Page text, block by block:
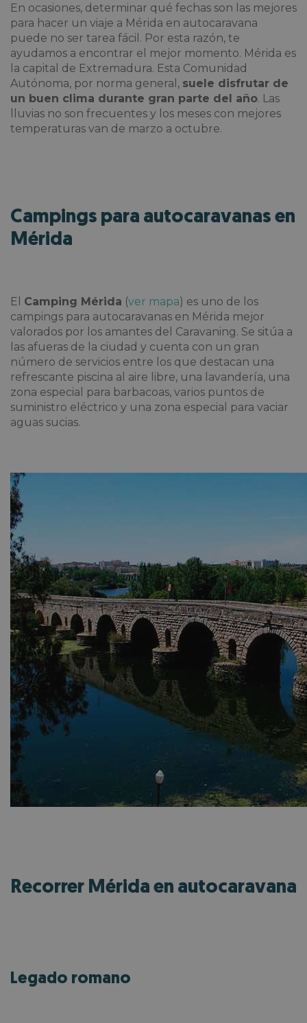
En ocasiones, determinar qué fechas son las mejores
para hacer un viaje a Mérida en autocaravana
puede no ser tarea fácil. Por esta razón, te
ayudamos a encontrar el mejor momento. Mérida es
la capital de Extremadura. Esta Comunidad
Autónoma, por norma general, suele disfrutar de
un buen clima durante gran parte del año. Las
lluvias no son frecuentes y los meses con mejores
temperaturas van de marzo a octubre.
Campings para autocaravanas en
Mérida
El Camping Mérida (ver mapa) es uno de los
campings para autocaravanas en Mérida mejor
valorados por los amantes del Caravaning. Se sitúa a
las afueras de la ciudad y cuenta con un gran
número de servicios entre los que destacan una
refrescante piscina al aire libre, una lavandería, una
zona especial para barbacoas, varios puntos de
suministro eléctrico y una zona especial para vaciar
aguas sucias.
Recorrer Mérida en autocaravana
Legado romano